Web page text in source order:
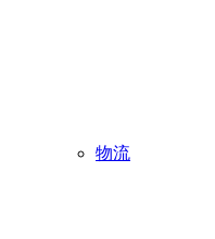
物流